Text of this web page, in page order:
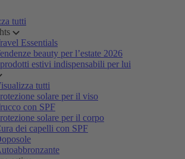
tutti
Essentials
beauty per l’estate 2026
estivi indispensabili per lui
tutti
solare per il viso
con SPF
solare per il corpo
dei capelli con SPF